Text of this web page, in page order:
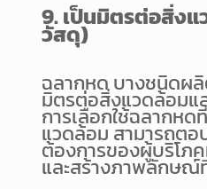
9. เป็นมิตรต่อสิ่ง
วัสดุ)
ฉลากหด บางชนิดผ
มิตรต่อสิ่งแวดล้อมแ
การเลือกใช้ฉลากห
แวดล้อม สามารถต
ต้องการของผู้บริโภ
และสร้างภาพลักษณ์